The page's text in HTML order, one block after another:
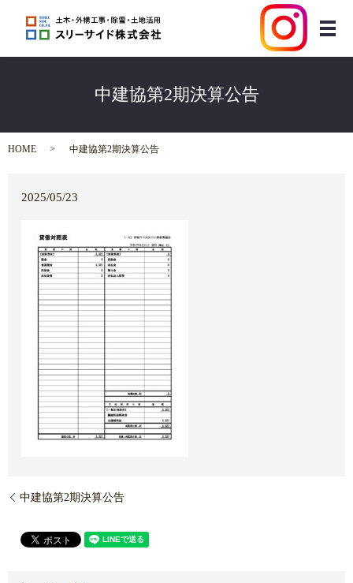
メ
中建協第2期決算公告
HOME 中建協第2期決算公告
2025/05/23
中建協第2期決算公告